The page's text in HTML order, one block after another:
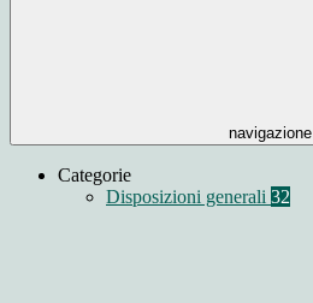
navigazione
Categorie
Disposizioni generali 32